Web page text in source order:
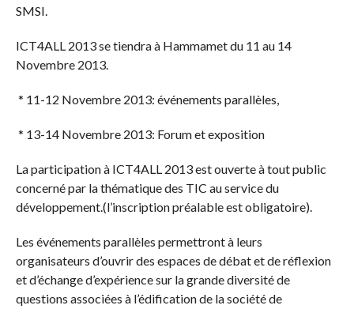
SMSI.
ICT4ALL 2013 se tiendra à Hammamet du 11 au 14
Novembre 2013.
* 11-12 Novembre 2013: événements parallèles,
* 13-14 Novembre 2013: Forum et exposition
La participation à ICT4ALL 2013 est ouverte à tout public
concerné par la thématique des TIC au service du
développement.(l’inscription préalable est obligatoire).
Les événements parallèles permettront à leurs
organisateurs d’ouvrir des espaces de débat et de réflexion
et d’échange d’expérience sur la grande diversité de
questions associées à l’édification de la société de